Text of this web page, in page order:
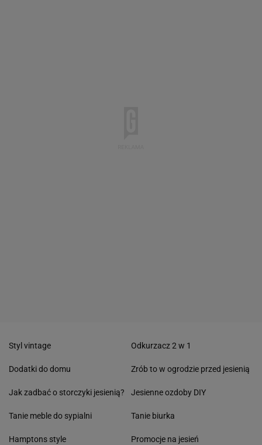
Styl vintage
Dodatki do domu
Jak zadbać o storczyki jesienią?
Tanie meble do sypialni
Hamptons style
Odkurzacz 2 w 1
Zrób to w ogrodzie przed jesienią
Jesienne ozdoby DIY
Tanie biurka
Promocje na jesień